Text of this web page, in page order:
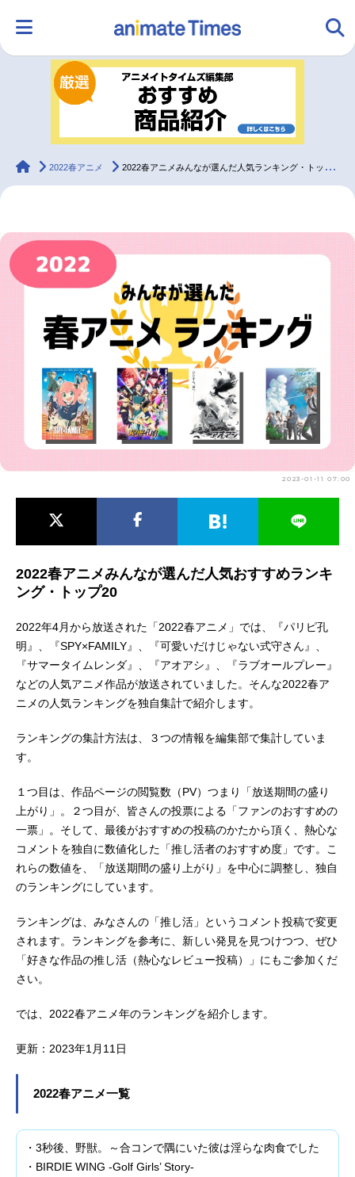
ランキング アニメ
ラジオ みんなの声
配信・Vtuber トレンド
最新記事一覧
アニメ記事一覧 声優記事一覧
アニメ映画一覧 実写化映画一覧
今期アニメ曜日別一覧
春アニメ 夏アニメ
男性声優/女性声優一覧
animateTimes
2022春アニメ 2022春アニメみんなが選んだ人気ランキング・トップ20
2023-01-11 07:00
2022春アニメみんなが選んだ人気おすすめランキ
ング・トップ20
2022年4月から放送された「2022春アニメ」では、『パリピ孔
明』、『SPY×FAMILY』、『可愛いだけじゃない式守さん』、
『サマータイムレンダ』、『アオアシ』、『ラブオールプレー』
などの人気アニメ作品が放送されていました。そんな2022春ア
ニメの人気ランキングを独自集計で紹介します。
ランキングの集計方法は、３つの情報を編集部で集計していま
す。
１つ目は、作品ページの閲覧数（PV）つまり「放送期間の盛り
上がり」。２つ目が、皆さんの投票による「ファンのおすすめの
一票」。そして、最後がおすすめの投稿のかたから頂く、熱心な
コメントを独自に数値化した「推し活者のおすすめ度」です。こ
れらの数値を、「放送期間の盛り上がり」を中心に調整し、独自
のランキングにしています。
ランキングは、みなさんの「推し活」というコメント投稿で変更
されます。ランキングを参考に、新しい発見を見つけつつ、ぜひ
「好きな作品の推し活（熱心なレビュー投稿）」にもご参加くだ
さい。
では、2022春アニメ年のランキングを紹介します。
更新：2023年1月11日
2022春アニメ一覧
・3秒後、野獣。～合コンで隅にいた彼は淫らな肉食でした
・BIRDIE WING -Golf Girls’ Story-